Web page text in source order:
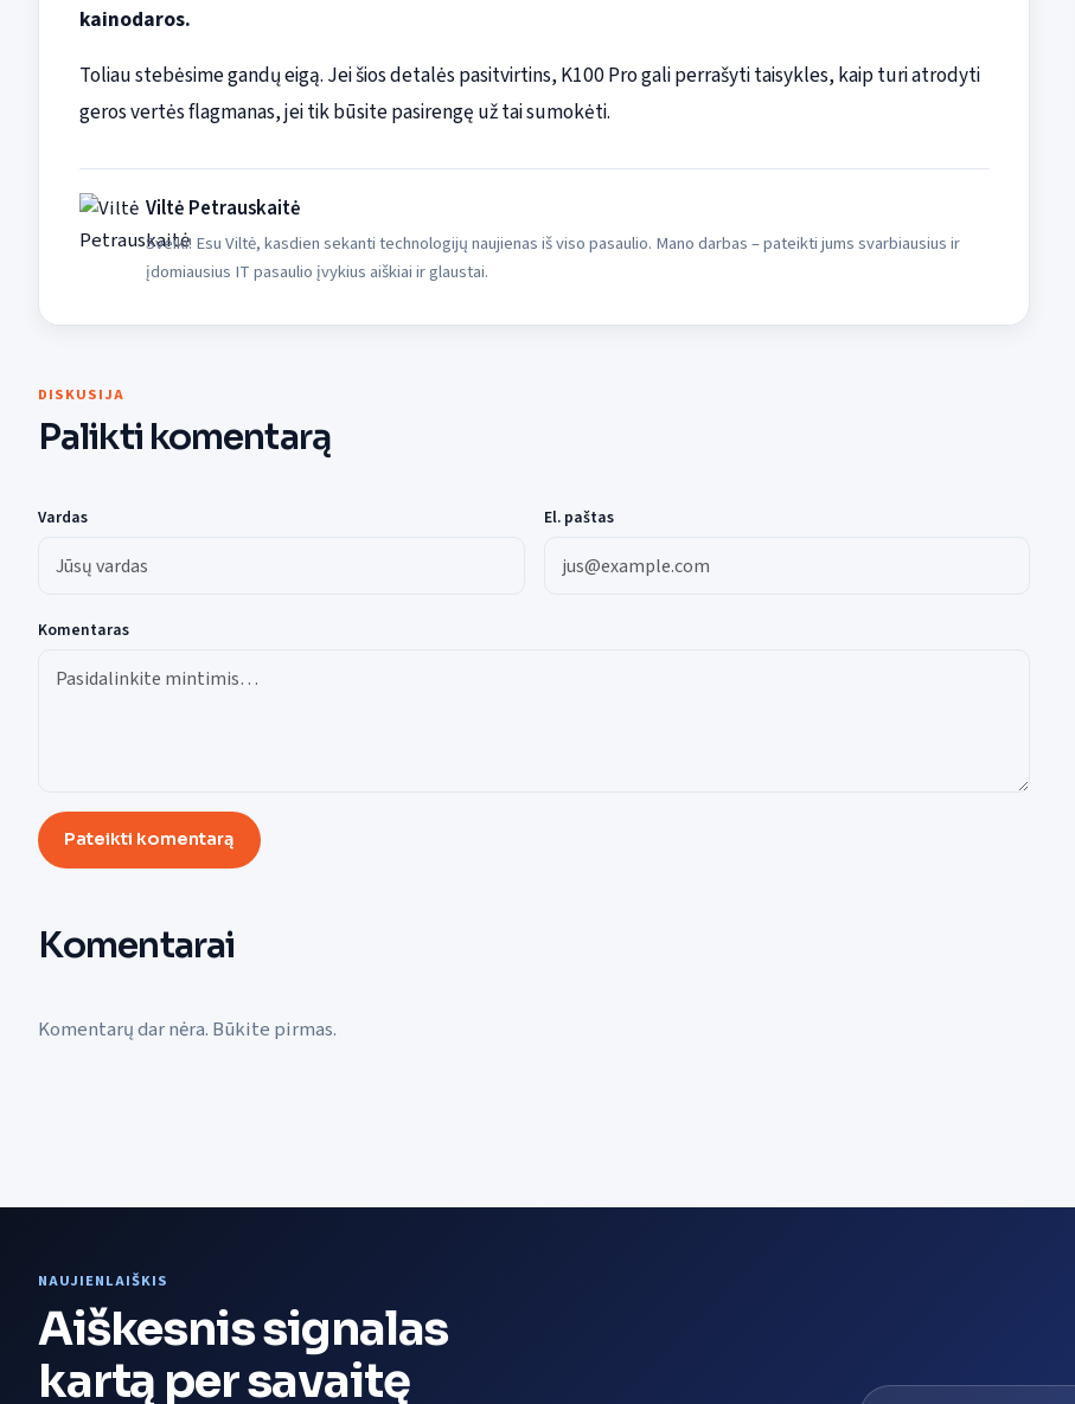
kainodaros.
Toliau stebėsime gandų eigą. Jei šios detalės pasitvirtins, K100 Pro gali perrašyti taisykles, kaip turi atrodyti
geros vertės flagmanas, jei tik būsite pasirengę už tai sumokėti.
Viltė Petrauskaitė
Sveiki! Esu Viltė, kasdien sekanti technologijų naujienas iš viso pasaulio. Mano darbas – pateikti jums svarbiausius ir
įdomiausius IT pasaulio įvykius aiškiai ir glaustai.
DISKUSIJA
Palikti komentarą
Vardas El. paštas
Komentaras
Pateikti komentarą
Komentarai
Komentarų dar nėra. Būkite pirmas.
NAUJIENLAIŠKIS
Aiškesnis signalas
kartą per savaitę